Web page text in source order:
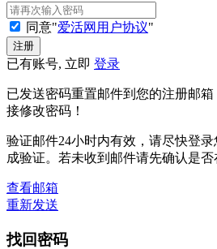
同意"爱活网用户协议"
已有账号, 立即 登录
已发送密码重置邮件到您的注册邮
接修改密码！
验证邮件24小时内有效，请尽快登
成验证。若未收到邮件请先确认是否
查看邮箱
重新发送
找回密码